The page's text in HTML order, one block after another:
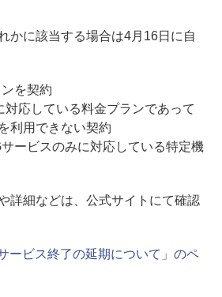
かに該当する場合は4月16日に自
を契約
対応している料金プランであって
利用できない契約
サービスのみに対応している特定機
詳細などは、公式サイトにて確認
ービス終了の延期について」のペ